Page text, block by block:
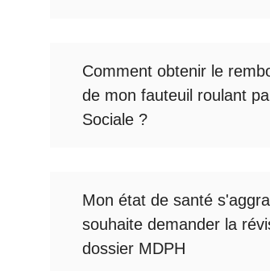
Comment obtenir le
de mon fauteuil roulant
Sociale ?
Mon état de santé
souhaite demander la
dossier MDPH